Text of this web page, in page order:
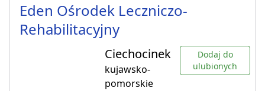
Eden Ośrodek Leczniczo-
Rehabilitacyjny
Ciechocinek
kujawsko-
pomorskie
Dodaj do
ulubionych